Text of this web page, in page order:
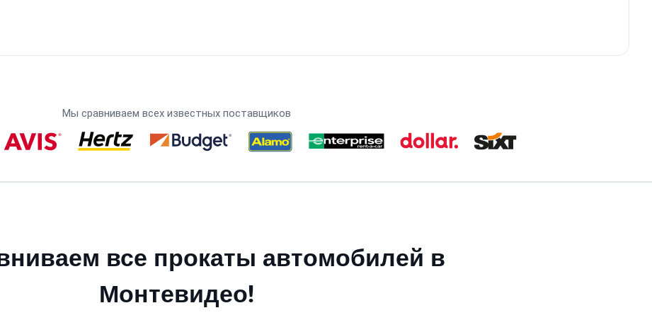
Мы сравниваем всех известных поставщиков
все прокаты автомобилей в
Монтевидео!